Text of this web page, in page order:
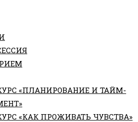
«ПЛАНИРОВАНИЕ И ТАЙМ-
«КАК ПРОЖИВАТЬ ЧУВСТВА»